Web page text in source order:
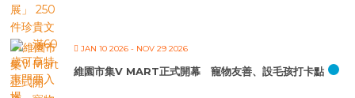
JAN 10 2026 - NOV 29 2026
維園市集V MART正式開幕 寵物友善、設毛孩打卡點